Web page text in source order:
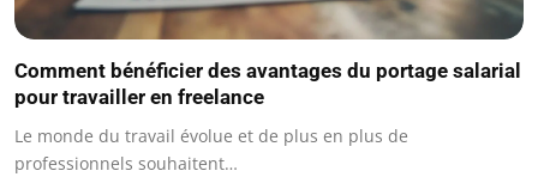
Comment bénéficier des avantages du portage salarial
pour travailler en freelance
Le monde du travail évolue et de plus en plus de
professionnels souhaitent…